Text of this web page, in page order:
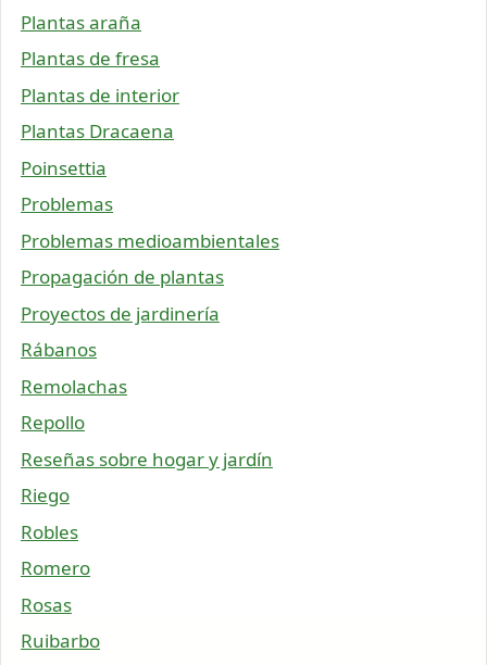
Plantas araña
Plantas de fresa
Plantas de interior
Plantas Dracaena
Poinsettia
Problemas
Problemas medioambientales
Propagación de plantas
Proyectos de jardinería
Rábanos
Remolachas
Repollo
Reseñas sobre hogar y jardín
Riego
Robles
Romero
Rosas
Ruibarbo